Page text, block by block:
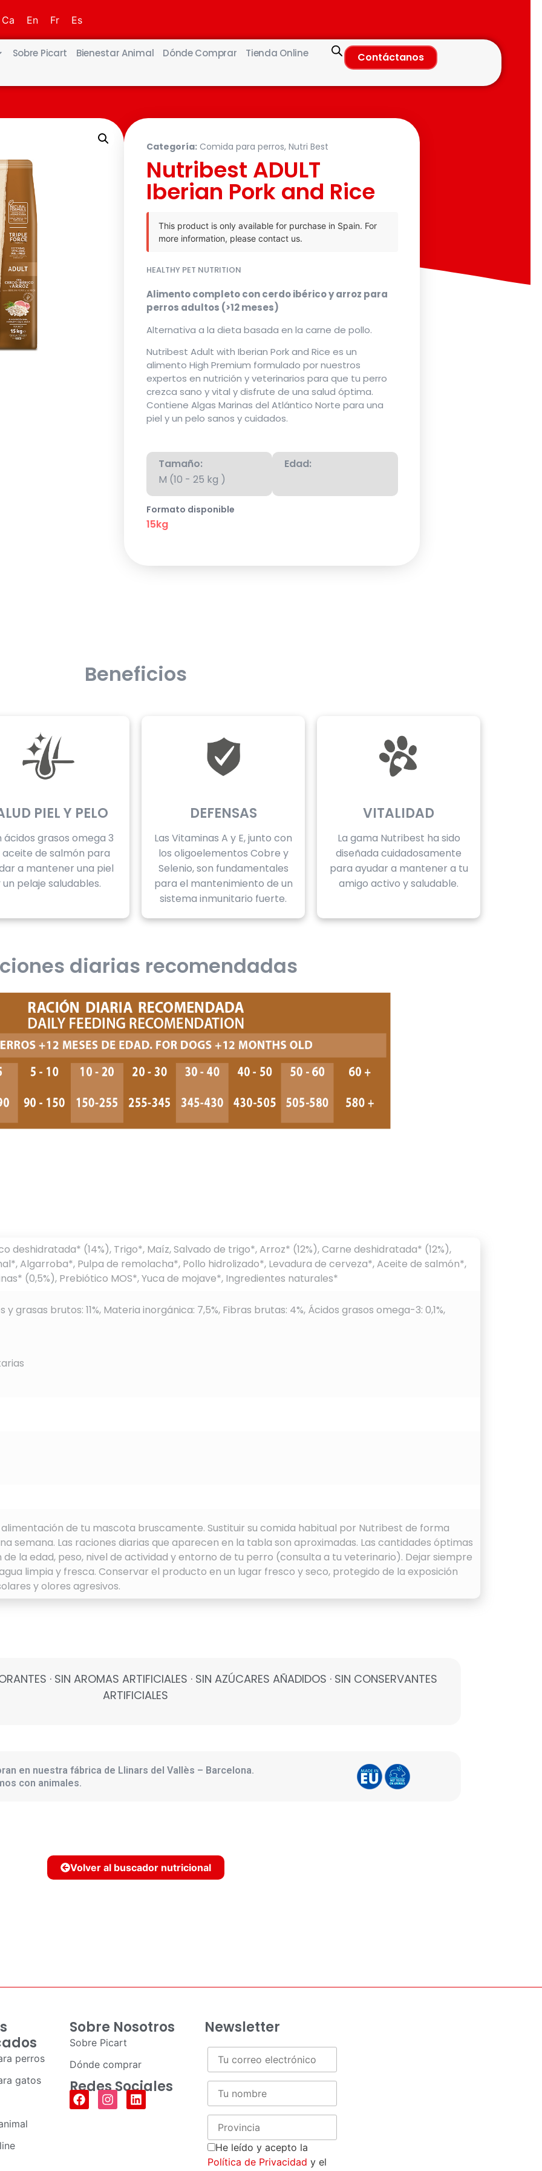
Ca En Fr Es
Sobre Picart Bienestar Animal Dónde Comprar Tienda Online Contáctanos
Categoría: Comida para perros, Nutri Best
Nutribest ADULT
Iberian Pork and Rice
This product is only available for purchase in Spain. For
more information, please contact us.
HEALTHY PET NUTRITION
Alimento completo con cerdo ibérico y arroz para
perros adultos (>12 meses)
Alternativa a la dieta basada en la carne de pollo.
Nutribest Adult with Iberian Pork and Rice es un
alimento High Premium formulado por nuestros
expertos en nutrición y veterinarios para que tu perro
crezca sano y vital y disfrute de una salud óptima.
Contiene Algas Marinas del Atlántico Norte para una
piel y un pelo sanos y cuidados.
Tamaño:
M (10 - 25 kg )
Edad:
Formato disponible
15kg
Beneficios
PIEL Y PELO
ácidos grasos omega 3
aceite de salmón para
a mantener una piel
un pelaje saludables.
DEFENSAS
Las Vitaminas A y E, junto con
los oligoelementos Cobre y
Selenio, son fundamentales
para el mantenimiento de un
sistema inmunitario fuerte.
VITALIDAD
La gama Nutribest ha sido
diseñada cuidadosamente
para ayudar a mantener a tu
amigo activo y saludable.
diarias recomendadas
deshidratada* (14%), Trigo*, Maíz, Salvado de trigo*, Arroz* (12%), Carne deshidratada* (12%),
Algarroba*, Pulpa de remolacha*, Pollo hidrolizado*, Levadura de cerveza*, Aceite de salmón*,
(0,5%), Prebiótico MOS*, Yuca de mojave*, Ingredientes naturales*
y grasas brutos: 11%, Materia inorgánica: 7,5%, Fibras brutas: 4%, Ácidos grasos omega-3: 0,1%,
de tu mascota bruscamente. Sustituir su comida habitual por Nutribest de forma
semana. Las raciones diarias que aparecen en la tabla son aproximadas. Las cantidades óptimas
la edad, peso, nivel de actividad y entorno de tu perro (consulta a tu veterinario). Dejar siempre
limpia y fresca. Conservar el producto en un lugar fresco y seco, protegido de la exposición
y olores agresivos.
· SIN AROMAS ARTIFICIALES · SIN AZÚCARES AÑADIDOS · SIN CONSERVANTES
ARTIFICIALES
en nuestra fábrica de Llinars del Vallès – Barcelona.
con animales.
Volver al buscador nutricional
perros
gatos
Sobre Nosotros
Sobre Picart
Dónde comprar
Redes Sociales
Newsletter
He leído y acepto la
Política de Privacidady el